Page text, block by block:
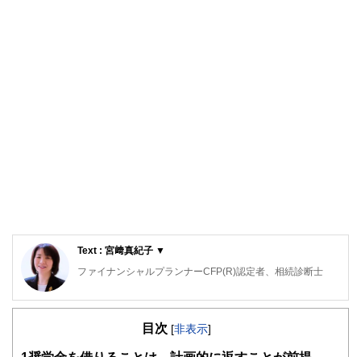
Text : 宮﨑真紀子 ▼
ファイナンシャルプランナーCFP(R)認定者、相続診断士
大阪府出身。同志社大学経済学部卒業後、５年間繊維メーカ
その後、派遣社員として数社の金融機関を経てFPとして独
目次 [非表示]